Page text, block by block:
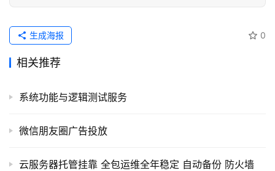
A
提
词
开
代
0
生成海报
相关推荐
系统功能与逻辑测试服务
微信朋友圈广告投放
云服务器托管挂靠 全包运维全年稳定 自动备份 防火墙